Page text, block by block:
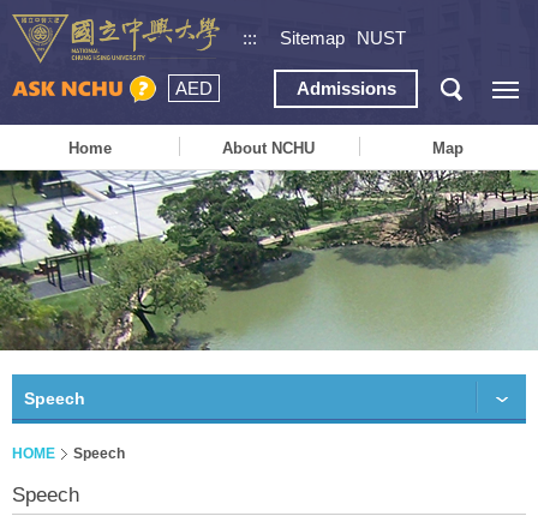
::: Sitemap NUST
AED Admissions
Home About NCHU Map
Speech
HOME Speech
Speech